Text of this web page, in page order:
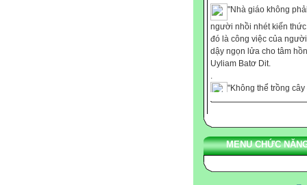
người nhồi nhét kiến thức
đó là công việc của người
dậy ngọn lửa cho tâm
Uyliam Batơ Dit.
.
.
"Chúng ta không thể
MENU CHỨC